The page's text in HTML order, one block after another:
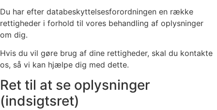
Du har efter databeskyttelsesforordningen en række
rettigheder i forhold til vores behandling af oplysninger
om dig.
Hvis du vil gøre brug af dine rettigheder, skal du kontakte
os, så vi kan hjælpe dig med dette.
Ret til at se oplysninger
(indsigtsret)